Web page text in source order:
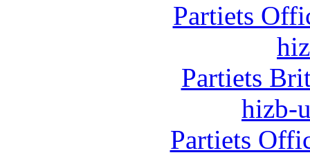
Partiets
Partiets
hizb-
Partiets